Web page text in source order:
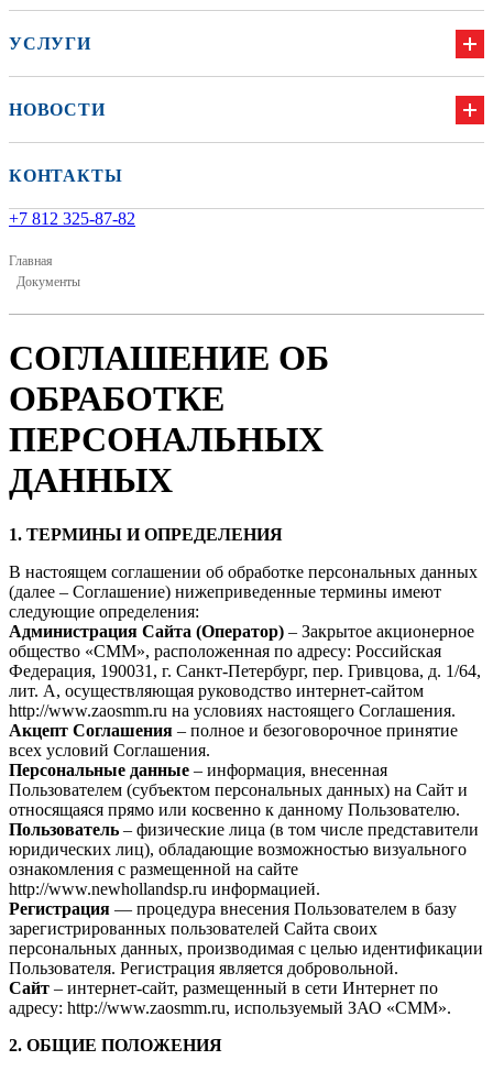
УСЛУГИ
НОВОСТИ
КОНТАКТЫ
+7 812 325-87-82
Главная
Документы
СОГЛАШЕНИЕ ОБ
ОБРАБОТКЕ
ПЕРСОНАЛЬНЫХ
ДАННЫХ
1. ТЕРМИНЫ И ОПРЕДЕЛЕНИЯ
В настоящем соглашении об обработке персональных данных
(далее – Соглашение) нижеприведенные термины имеют
следующие определения:
Администрация Сайта (Оператор) – Закрытое акционерное
общество «СММ», расположенная по адресу: Российская
Федерация, 190031, г. Санкт-Петербург, пер. Гривцова, д. 1/64,
лит. А, осуществляющая руководство интернет-сайтом
http://www.zaosmm.ru на условиях настоящего Соглашения.
Акцепт Соглашения – полное и безоговорочное принятие
всех условий Соглашения.
Персональные данные – информация, внесенная
Пользователем (субъектом персональных данных) на Сайт и
относящаяся прямо или косвенно к данному Пользователю.
Пользователь – физические лица (в том числе представители
юридических лиц), обладающие возможностью визуального
ознакомления с размещенной на сайте
http://www.newhollandsp.ru информацией.
Регистрация — процедура внесения Пользователем в базу
зарегистрированных пользователей Сайта своих
персональных данных, производимая с целью идентификации
Пользователя. Регистрация является добровольной.
Сайт – интернет-сайт, размещенный в сети Интернет по
адресу: http://www.zaosmm.ru, используемый ЗАО «СММ».
2. ОБЩИЕ ПОЛОЖЕНИЯ